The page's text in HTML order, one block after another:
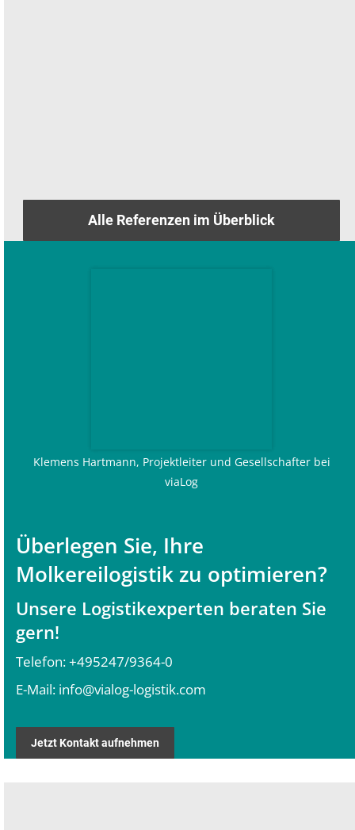
Alle Referenzen im Überblick
Klemens Hartmann, Projektleiter und Gesellschafter bei
viaLog
Überlegen Sie, Ihre
Molkereilogistik zu optimieren?
Unsere Logistikexperten beraten Sie
gern!
Telefon:+495247/9364-0
E-Mail: info@vialog-logistik.com
Jetzt Kontakt aufnehmen